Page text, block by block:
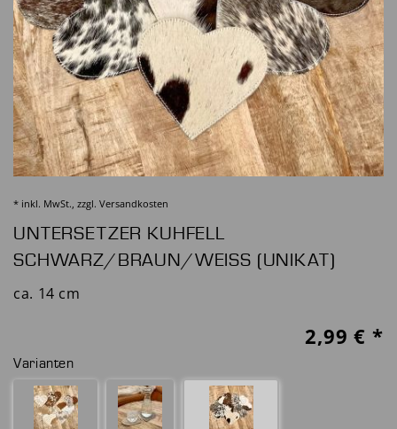
* inkl. MwSt., zzgl. Versandkosten
UNTERSETZER KUHFELL
SCHWARZ/BRAUN/WEISS (UNIKAT)
ca. 14 cm
2,99 € *
Varianten